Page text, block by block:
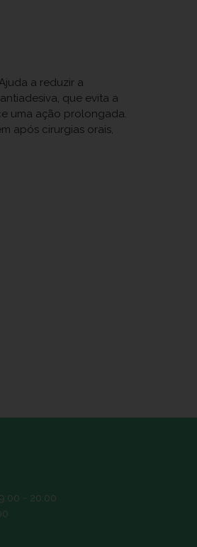
a reduzir a
que evita a
uma ação prolongada.
após cirurgias orais,
- 20:00